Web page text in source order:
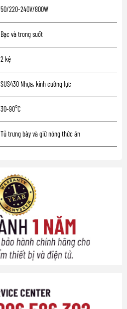
50/220-240V/800W
Bạc và trong suốt
2 kệ
SUS430 Nhựa, kính cường lực
30-90°C
Tủ trưng bày và giữ nóng thức ăn